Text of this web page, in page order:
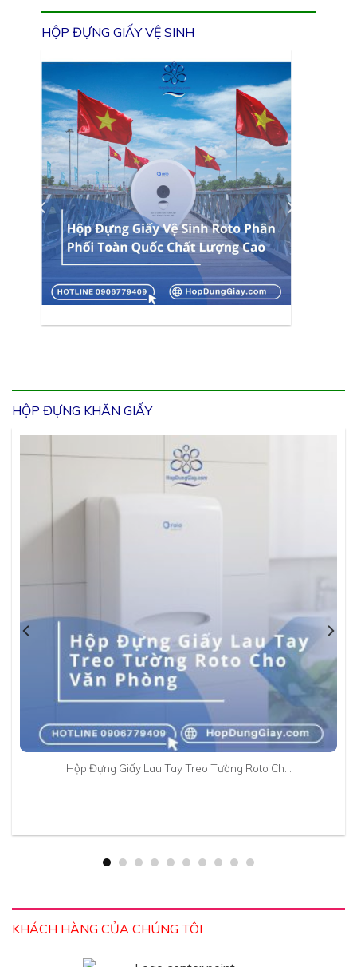
HỘP ĐỰNG GIẤY VỆ SINH
HỘP ĐỰNG KHĂN GIẤY
Hộp Đựng Giấy Lau Tay Treo Tường Roto Ch…
KHÁCH HÀNG CỦA CHÚNG TÔI